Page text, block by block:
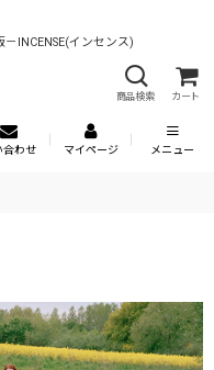
INCENSE(インセンス)
商品検索 カート
合わせ マイページ メニュー